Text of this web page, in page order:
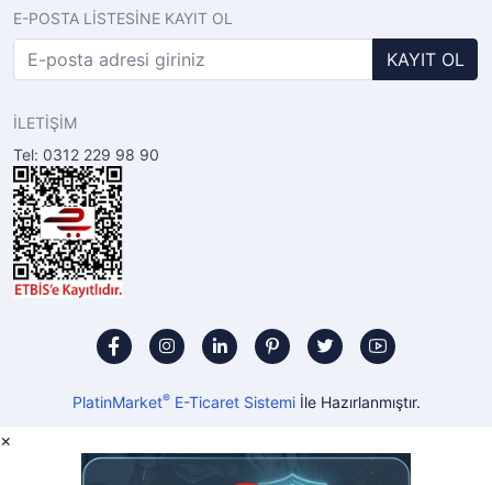
E-POSTA LİSTESİNE KAYIT OL
KAYIT OL
İLETİŞİM
Tel: 0312 229 98 90
PlatinMarket®E-Ticaret Sistemiİle Hazırlanmıştır.
×